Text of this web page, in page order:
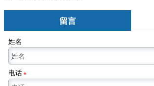
留言
姓名
电话*